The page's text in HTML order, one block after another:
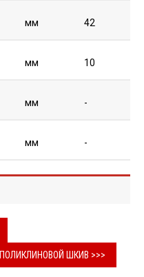
мм 42
мм 10
мм -
мм -
ПОЛИКЛИНОВОЙ ШКИВ >>>